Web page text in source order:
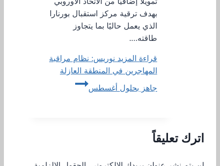
بهدف ترقية مركز استقبال بورنارا
الذي يعمل حاليًا بما يتجاوز
طاقته….
قراءة المزيد نوريس: نظام مراقبة
المهاجرين في المنطقة العازلة
جاهز بحلول أغسطس
اترك تعليقاً